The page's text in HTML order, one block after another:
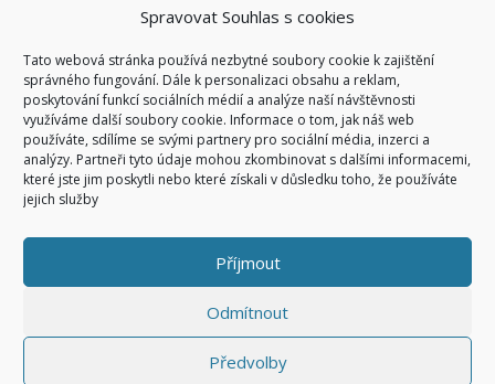
Spravovat Souhlas s cookies
Tato webová stránka používá nezbytné soubory cookie k zajištění
správného fungování. Dále k personalizaci obsahu a reklam,
poskytování funkcí sociálních médií a analýze naší návštěvnosti
využíváme další soubory cookie. Informace o tom, jak náš web
používáte, sdílíme se svými partnery pro sociální média, inzerci a
analýzy. Partneři tyto údaje mohou zkombinovat s dalšími informacemi,
které jste jim poskytli nebo které získali v důsledku toho, že používáte
jejich služby
Příjmout
Odmítnout
Předvolby
Mgr. Roman Vala
info@oukojetice.cz
ÚŘEDNÍ HODINY
Po, St: 15:30 - 16:30
Všechny kontakty | Kde nás najdete
© 2026Obec Kojetice na Moravě
Všechna práva vyhrazena
|Přístupnost
Code & Design bySymphony Digital